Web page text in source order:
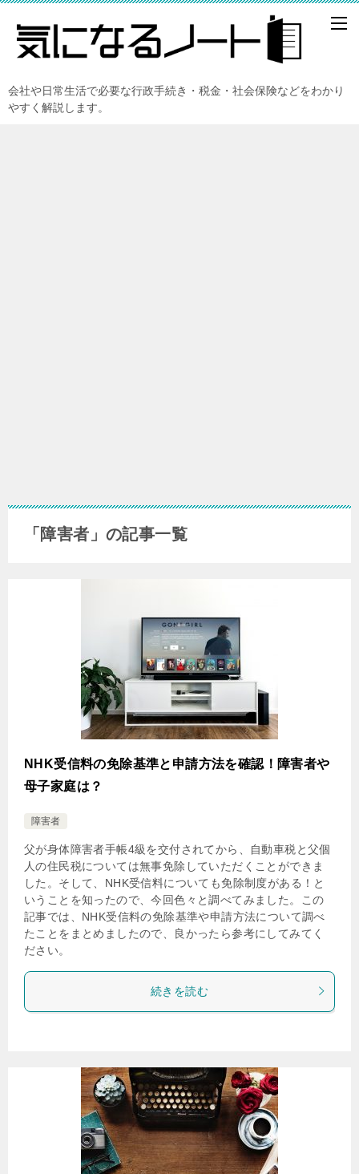
会社や日常生活で必要な行政手続き・税金・社会保険などをわかり
やすく解説します。
「障害者」の記事一覧
NHK受信料の免除基準と申請方法を確認！障害者や
母子家庭は？
障害者
父が身体障害者手帳4級を交付されてから、自動車税と父個
人の住民税については無事免除していただくことができま
した。そして、NHK受信料についても免除制度がある！と
いうことを知ったので、今回色々と調べてみました。この
記事では、NHK受信料の免除基準や申請方法について調べ
たことをまとめましたので、良かったら参考にしてみてく
ださい。
続きを読む